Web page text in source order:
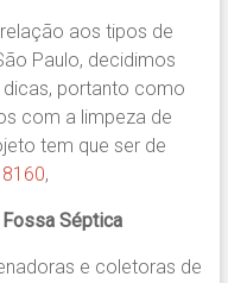
aos tipos de
Paulo, decidimos
portanto como
com a limpeza de
tem que ser de
,
Séptica
e coletoras de